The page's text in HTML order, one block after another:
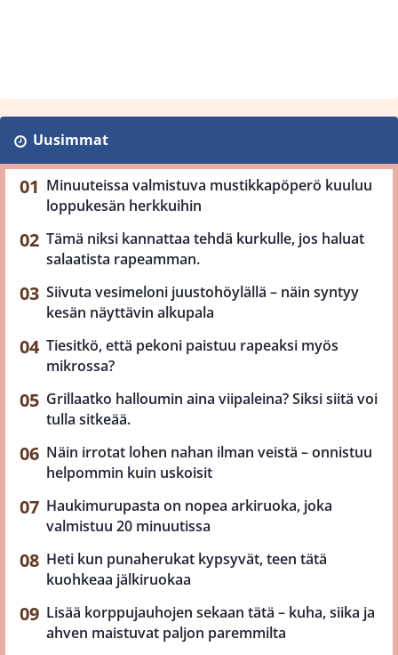
Uusimmat
Minuuteissa valmistuva mustikkapöperö kuuluu
loppukesän herkkuihin
Tämä niksi kannattaa tehdä kurkulle, jos haluat
salaatista rapeamman.
Siivuta vesimeloni juustohöylällä – näin syntyy
kesän näyttävin alkupala
Tiesitkö, että pekoni paistuu rapeaksi myös
mikrossa?
Grillaatko halloumin aina viipaleina? Siksi siitä voi
tulla sitkeää.
Näin irrotat lohen nahan ilman veistä – onnistuu
helpommin kuin uskoisit
Haukimurupasta on nopea arkiruoka, joka
valmistuu 20 minuutissa
Heti kun punaherukat kypsyvät, teen tätä
kuohkeaa jälkiruokaa
Lisää korppujauhojen sekaan tätä – kuha, siika ja
ahven maistuvat paljon paremmilta